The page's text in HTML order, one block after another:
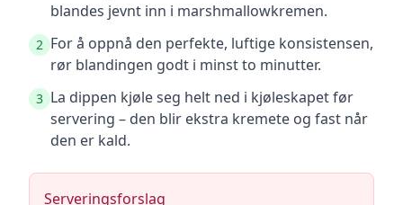
blandes jevnt inn i marshmallowkremen.
2 For å oppnå den perfekte, luftige konsistensen,
rør blandingen godt i minst to minutter.
3 La dippen kjøle seg helt ned i kjøleskapet før
servering – den blir ekstra kremete og fast når
den er kald.
Serveringsforslag